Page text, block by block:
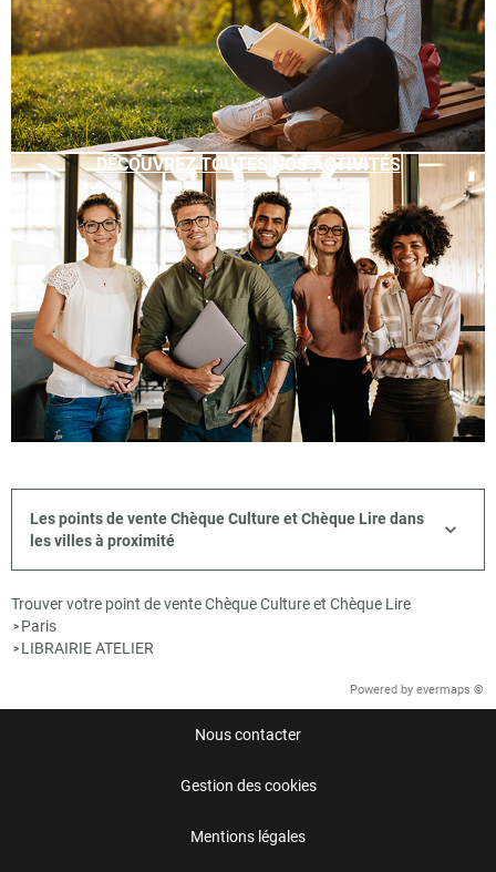
DÉCOUVREZ TOUTES NOS ACTIVITÉS
Les points de vente Chèque Culture et Chèque Lire dans
les villes à proximité
Trouver votre point de vente Chèque Culture et Chèque Lire
> Paris
> LIBRAIRIE ATELIER
Powered by evermaps ©
Nous contacter
Gestion des cookies
Mentions légales